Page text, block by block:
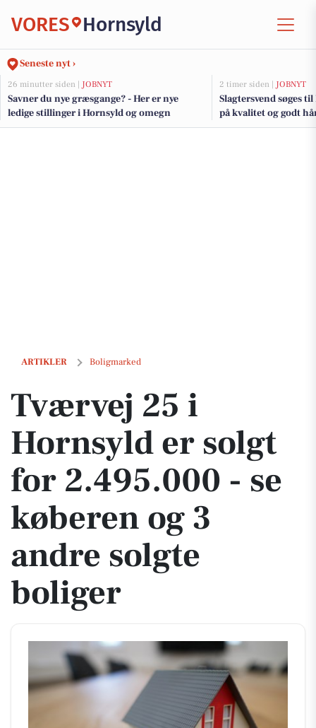
VORES Hornsyld
Seneste nyt ›
26 minutter siden | JOBNYT
Savner du nye græsgange? - Her er nye
ledige stillinger i Hornsyld og omegn
2 timer siden | JOBNYT
Slagtersvend søges
på kvalitet og godt
ARTIKLER Boligmarked
Tværvej 25 i Hornsyld er solgt for 2.495.000 - se køberen og 3 andre
Tværvej 25 i
Hornsyld er solgt
for 2.495.000 - se
køberen og 3
andre solgte
boliger